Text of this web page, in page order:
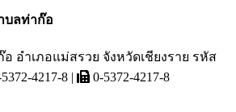
บลท่าก๊อ
อำเภอแม่สรวย จังหวัดเชียงราย รหัส
4217-8 | 0-5372-4217-8